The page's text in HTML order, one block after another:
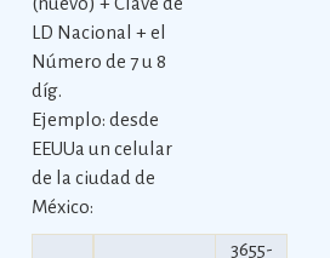
LD Nacional + el
Número de 7 u 8
díg.
Ejemplo: desde
EEUUa un celular
de la ciudad de
México:
3655-